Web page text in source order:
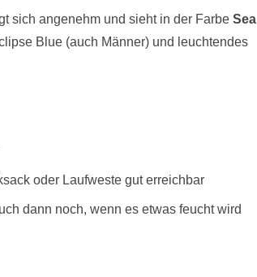
sich angenehm und sieht in der FarbeSea
Blue (auch Männer) und leuchtendes
oder Laufweste gut erreichbar
dann noch, wenn es etwas feucht wird